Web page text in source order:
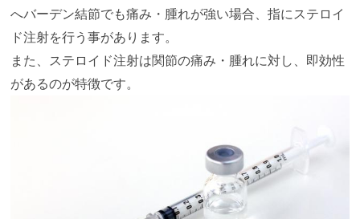
へバーデン結節でも痛み・腫れが強い場合、指にステロイ
ド注射を行う事があります。
また、ステロイド注射は関節の痛み・腫れに対し、即効性
があるのが特徴です。